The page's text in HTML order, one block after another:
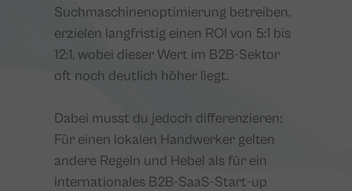
Suchmaschinenoptimierung betreiben,
erzielen langfristig einen ROI von 5:1 bis
12:1, wobei dieser Wert im B2B-Sektor
oft noch deutlich höher liegt.
Dabei musst du jedoch differenzieren:
Für einen lokalen Handwerker gelten
andere Regeln und Hebel als für ein
internationales B2B-SaaS-Start-up